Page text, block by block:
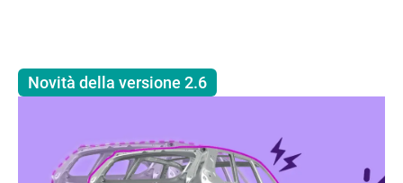
Novità della versione 2.6